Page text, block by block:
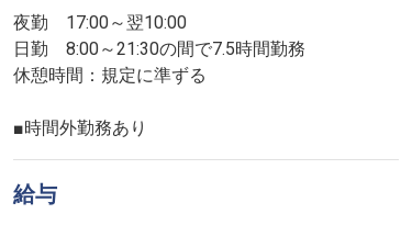
夜勤 17:00～翌10:00
日勤 8:00～21:30の間で7.5時間勤務
休憩時間：規定に準ずる
■時間外勤務あり
給与